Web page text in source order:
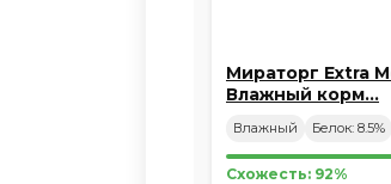
Мираторг Extra
Влажный корм…
Влажный Белок: 8.5%
Схожесть: 92%